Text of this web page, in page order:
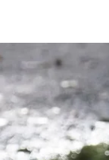
加入追蹤